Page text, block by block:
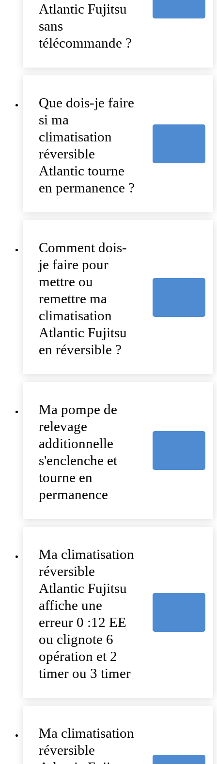
Atlantic Fujitsu
sans
télécommande ?
Que dois-je faire
si ma
climatisation
réversible
Atlantic tourne
en permanence ?
Comment dois-
je faire pour
mettre ou
remettre ma
climatisation
Atlantic Fujitsu
en réversible ?
Ma pompe de
relevage
additionnelle
s'enclenche et
tourne en
permanence
Ma climatisation
réversible
Atlantic Fujitsu
affiche une
erreur 0 :12 EE
ou clignote 6
opération et 2
timer ou 3 timer
Ma climatisation
réversible